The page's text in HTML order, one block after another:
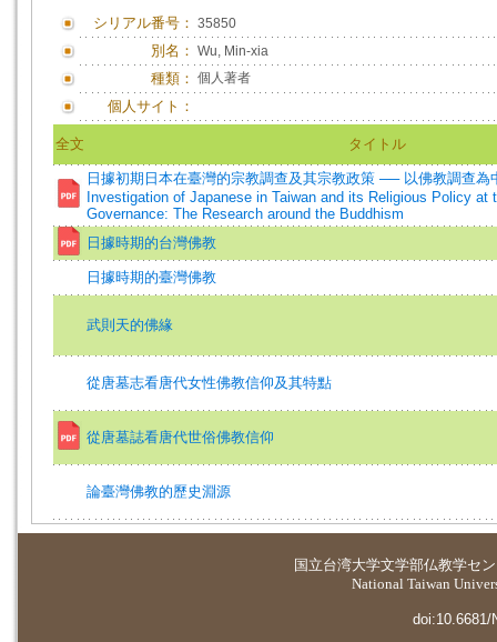
シリアル番号： 35850
別名： Wu, Min-xia
種類： 個人著者
個人サイト：
全文 タイトル
日據初期日本在臺灣的宗教調查及其宗教政策 ── 以佛教調查為
Investigation of Japanese in Taiwan and its Religious Policy at
Governance: The Research around the Buddhism
日據時期的台灣佛教
日據時期的臺灣佛教
武則天的佛緣
從唐墓志看唐代女性佛教信仰及其特點
從唐墓誌看唐代世俗佛教信仰
論臺灣佛教的歷史淵源
国立台湾大学文学部仏教学セ
National Taiwan
doi:10.6681/